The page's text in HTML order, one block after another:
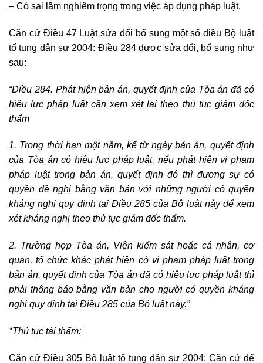
– Có sai lầm nghiêm trọng trong việc áp dụng pháp luật.
Căn cứ Điều 47 Luật sửa đổi bổ sung một số điều Bộ luật
tố tụng dân sự 2004: Điều 284 được sửa đổi, bổ sung như
sau:
“Điều 284. Phát hiện bản án, quyết định của Tòa án đã có
hiệu lực pháp luật cần xem xét lại theo thủ tục giám đốc
thẩm
1. Trong thời hạn một năm, kể từ ngày bản án, quyết định
của Tòa án có hiệu lực pháp luật, nếu phát hiện vi phạm
pháp luật trong bản án, quyết định đó thì đương sự có
quyền đề nghị bằng văn bản với những người có quyền
kháng nghị quy định tại Điều 285 của Bộ luật này để xem
xét kháng nghị theo thủ tục giám đốc thẩm.
2. Trường hợp Tòa án, Viện kiểm sát hoặc cá nhân, cơ
quan, tổ chức khác phát hiện có vi phạm pháp luật trong
bản án, quyết định của Tòa án đã có hiệu lực pháp luật thì
phải thông báo bằng văn bản cho người có quyền kháng
nghị quy định tại Điều 285 của Bộ luật này.”
*Thủ tục tái thẩm:
Căn cứ Điều 305 Bộ luật tố tụng dân sự 2004: Căn cứ để